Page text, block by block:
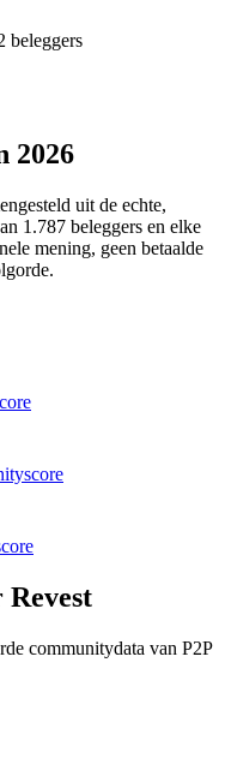
beleggers
2026
uit de echte,
1.787 beleggers en elke
mening, geen betaalde
Revest
communitydata van P2P